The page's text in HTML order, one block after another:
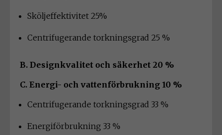
Sköljeffektivitet 25%
Centrifugerande torkningsgrad 25 %
B. Designkvalitet och säkerhet 20 %
C. Energi- och vattenförbrukning 10 %
Centrifugerande torkningsgrad 33 %
Energiförbrukning 33 %